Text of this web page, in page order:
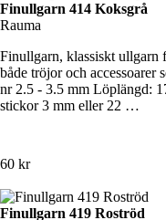
Finullgarn 414 Koksgrå
Rauma
Finullgarn, klassiskt ullgarn
både tröjor och accessoarer
nr 2.5 - 3.5 mm Löplängd:
stickor 3 mm eller 22 …
60 kr
Finullgarn 419 Roströd